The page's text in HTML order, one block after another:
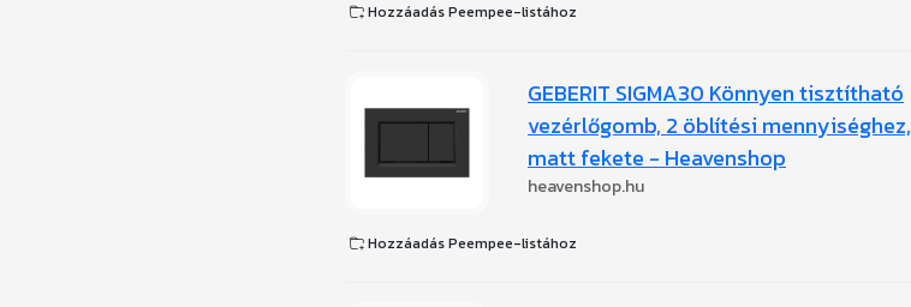
Hozzáadás Peempee-listához
GEBERIT SIGMA30 Könnyen tisztítható
vezérlőgomb, 2 öblítési mennyiséghez,
matt fekete - Heavenshop
heavenshop.hu
Hozzáadás Peempee-listához